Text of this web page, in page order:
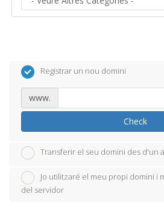
Registrar un nou domini
www.
Check
Transferir el seu domini des d'un
Jo utilitzaré el meu propi domini i
del servidor